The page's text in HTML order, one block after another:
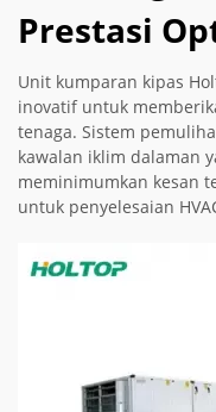
Prestasi
Unit kumparan kipas
inovatif untuk
tenaga. Sistem
kawalan iklim dalaman
meminimumkan kesan
untuk penyelesaian